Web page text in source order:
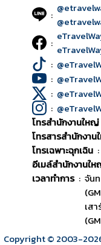
:
:
:
:
:
:
โทรสำนักงานใหญ่
โทรสารสำนักงา
โทรเฉพาะฉุกเฉิน :
อีเมล์สำนักงานใ
เวลาทำการ : จัน
เส
Copyright © 2003-